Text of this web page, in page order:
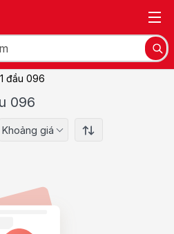
đầu 096
096
Khoảng giá